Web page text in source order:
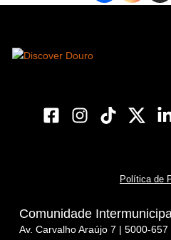
Política de
Comunidade
Av. Carvalho Araújo 7 | 5000-